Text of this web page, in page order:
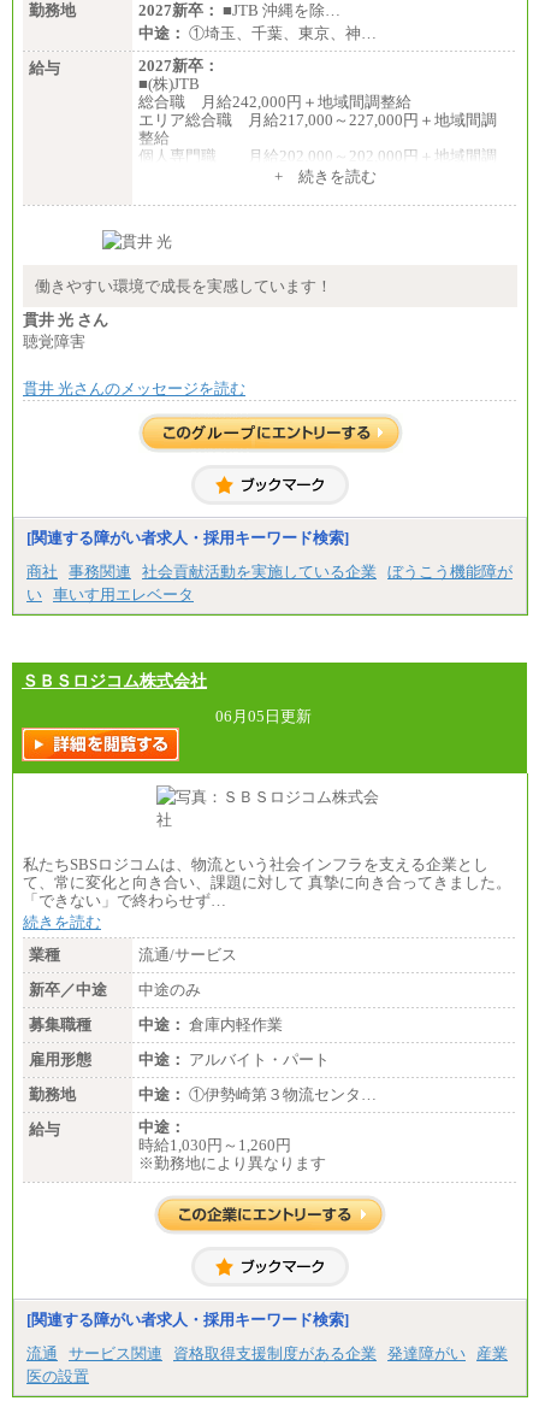
勤務地
2027新卒： ■JTB 沖縄を除…
中途： ①埼玉、千葉、東京、神…
給与
2027新卒：
■(株)JTB
総合職 月給242,000円＋地域間調整給
エリア総合職 月給217,000～227,000円＋地域間調
整給
個人専門職 月給202,000～202,000円＋地域間調
総合職 月給208,000～235,000円
※詳細はJTBキャリアサイトよりご確認ください。
総合職 月給220,000～230,000円＋地域間調整給
整給
※詳細はJTBキャリアサイトよりご確認ください。
■(株)JTBコミュニケーションデザイン
総合職 月給230,000円
みなし残業手当：20,000円（一律支給）※みなし
残業手当の残業時間は10.43時間。
間に応じて、時間外手当等を支給。
エリアサポート職 月給188,000円
■（株）JTBグローバルマーケティング＆トラベル
訪日事業職 月給202,000～227,000円＋地域間調整
給
※詳細はJTBキャリアサイトよりご確認ください。
■(株)JTBビジネストランスフォーム
総合職 月給205,000～225,000円＋地域間調整給
エリア総合職 月給185,000円＋地域間調整給
■(株)JTBデータサービス ※2027年新卒募集終了
総合職 月給186,000～194,000円＋地域手当
※詳細はJTBキャリアサイトよりご確認ください。
■I&Jデジタルイノベーション(株)
総合職 月給224,500～242,600円＋地域手当
※詳細はJTBキャリアサイトよりご確認ください。
＜有期社員コース＞
■(株)JTBビジネストランスフォーム
有期契約職 月給185,000～195,000円
※詳細はJTBキャリアサイトよりご確認ください。
■(株)JTBパブリッシング ※2027年新卒募集終了
総合職 月給241,000円
中途：
①月給227,000円以上
②月給212,000円以上
③月給172,500円以上
④月給23万円～37万円
⑥月給33万円～48万円
⑦月給271,000円以上
⑧～⑮月給200,000円〜月給400,000円
⑯月給185,000円以上
⑰月給237,000円以上
⑱月給212,000円以上
⑲東京：月給202,000 円以上 、京都：月給193,000 円
+ 続きを読む
働きやすい環境で成長を実感しています！
貫井 光 さん
聴覚障害
貫井 光さんのメッセージを読む
[関連する障がい者求人・採用キーワード検索]
商社
事務関連 社会貢献活動を実施している企業
ぼうこう機能障が
い 車いす用エレベータ
ＳＢＳロジコム株式会社
06月05日更新
私たちSBSロジコムは、物流という社会インフラを支える企業とし
て、常に変化と向き合い、課題に対して 真摯に向き合ってきました。
「できない」で終わらせず…
続きを読む
業種
流通/サービス
新卒／中途
中途のみ
募集職種
中途： 倉庫内軽作業
雇用形態
中途： アルバイト・パート
勤務地
中途： ①伊勢崎第３物流センタ…
給与
中途：
時給1,030円～1,260円
※勤務地により異なります
[関連する障がい者求人・採用キーワード検索]
流通
サービス関連 資格取得支援制度がある企業 発達障がい
産業
医の設置